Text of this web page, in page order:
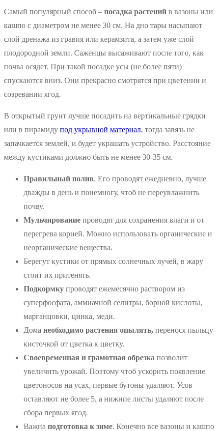
Самый популярный способ – посадка растений в вазоны или
кашпо с диаметром не менее 30 см. На дно тары насыпают
слой дренажа из гравия или керамзита, а затем уже слой
плодородной земли. Саженцы высаживают после того, как
почва осядет. При такой посадке усы (не более пяти)
спускаются вниз. Они прекрасно смотрятся при цветении и
созревании ягод.
В открытый грунт лучше посадить на вертикальные грядки
или в пирамиду под укрывной материал, тогда завязь не
запачкается землей, и будет украшать устройство. Расстояние
между кустиками должно быть не менее 30-35 см.
Правильный полив. Его проводят ежедневно, лучше
дважды в день и понемногу, чтоб не переувлажнить
почву.
Мульчирование проводят для сохранения влаги и от
перегрева корней. Можно использовать органические и
неорганические вещества.
Берегут кустики от прямых солнечных лучей, в жару
стоит их притенять.
Подкормку проводят ежемесячно раствором из
суперфосфата, аммиачной селитры, борной кислоты,
марганцовки, цинка, меди.
Дома необходимо растения опылять, перенося пыльцу
кисточкой от цветка к цветку.
Своевременная и грамотная обрезка позволит
увеличить урожай. Поэтому чтоб ускорить появление
цветоносов на усах, первые бутоны удаляют. Усов
оставляют не более 5, а нижние листы удаляют после
сбора первых ягод.
Важна подготовка к зиме. Конечно все вазоны и кашпо